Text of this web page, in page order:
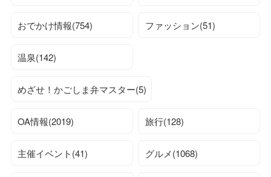
おでかけ情報(754) ファッション(51)
温泉(142)
めざせ！かごしま弁マスター(5)
OA情報(2019) 旅行(128)
主催イベント(41) グルメ(1068)